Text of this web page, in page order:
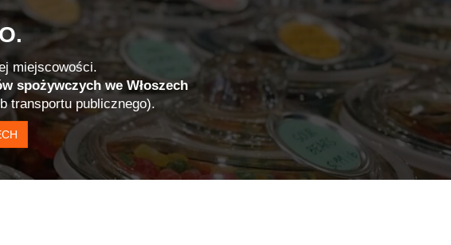
miejscowości.
spożywczych we Włoszech
transportu publicznego).